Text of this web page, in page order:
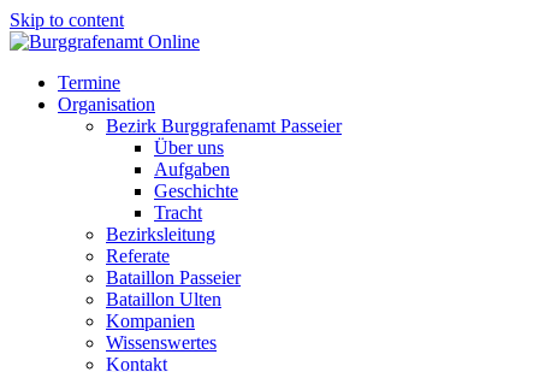
Skip to content
Termine
Organisation
Bezirk Burggrafenamt Passeier
Über uns
Aufgaben
Geschichte
Tracht
Bezirksleitung
Referate
Bataillon Passeier
Bataillon Ulten
Kompanien
Wissenswertes
Kontakt